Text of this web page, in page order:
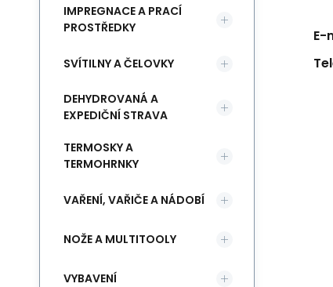
E-
IMPREGNACE A PRACÍ
PROSTŘEDKY
SVÍTILNY A ČELOVKY
DEHYDROVANÁ A
EXPEDIČNÍ STRAVA
TERMOSKY A
TERMOHRNKY
VAŘENÍ, VAŘIČE A NÁDOBÍ
NOŽE A MULTITOOLY
VYBAVENÍ